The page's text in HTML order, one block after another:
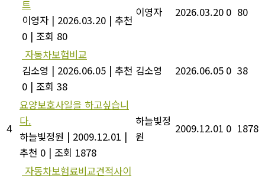
트
이영자 | 2026.03.20 | 추천
0 | 조회 80
이영자 2026.03.20 0 80
자동차보험비교
김소영 | 2026.06.05 | 추천
0 | 조회 38
김소영 2026.06.05 0 38
4
요양보호사일을 하고싶습니
다.
하늘빛정원 | 2009.12.01 |
추천 0 | 조회 1878
하늘빛정
원
2009.12.01 0 1878
자동차보험료비교견적사이